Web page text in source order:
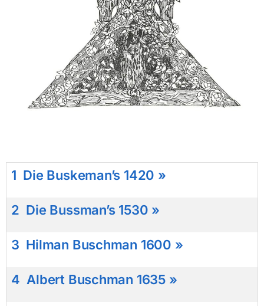
1 Die Buskeman’s 1420 »
2 Die Bussman’s 1530 »
3 Hilman Buschman 1600 »
4 Albert Buschman 1635 »